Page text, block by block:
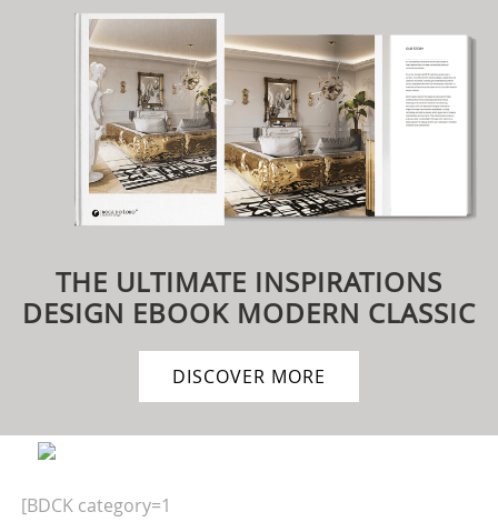
THE ULTIMATE INSPIRATIONS
DESIGN EBOOK MODERN CLASSIC
DISCOVER MORE
[BDCK category=1